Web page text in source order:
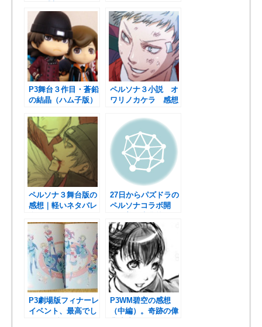
P3舞台３作目・蒼鉛
の結晶（ハム子版）
ペルソナ３小説 オ
ワリノカケラ 感想
分けてます
ペルソナ３舞台版の
感想｜軽いネタバレ
27日からパズドラの
ペルソナコラボ開
たの凄い！
P3劇場版フィナーレ
イベント、最高でし
P3WM碧空の感想
（中編）。奇跡の偉